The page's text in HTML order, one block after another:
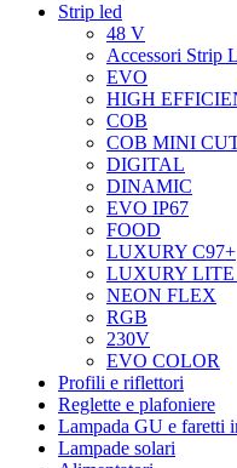
Strip led
48 V
Accessori Strip
EVO
HIGH
COB
COB MINI
DIGITAL
DINAMIC
EVO IP67
FOOD
LUXURY C97+
LUXURY LITE
NEON FLEX
RGB
230V
EVO COLOR
Profili e riflettori
Reglette e plafoniere
Lampada GU e faretti
Lampade solari